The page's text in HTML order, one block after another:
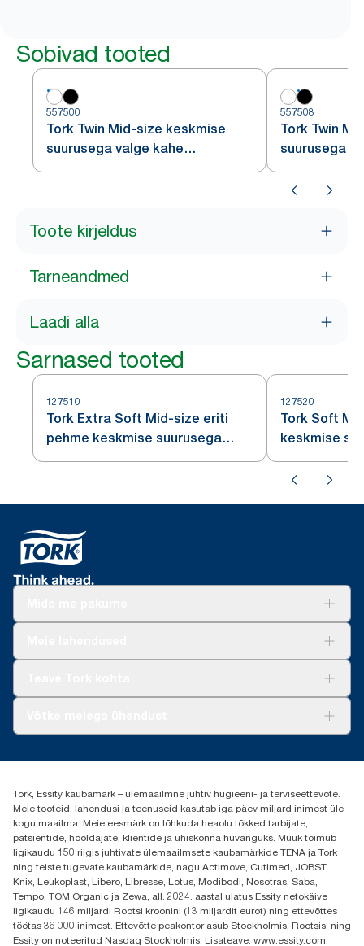
Sobivad tooted
557500
Tork Twin Mid-size keskmise
suurusega valge kahe
tualettpaberirulli jaotur T6
557508
Tork Twin
suurusega
Toote kirjeldus
Tarneandmed
Laadi alla
Sarnased tooted
127510
Tork Extra Soft Mid-size eriti
pehme keskmise suurusega
valge rulltualettpaber T6
127520
Tork Soft
keskmise
+37253322264
Leia Tork maaletooja
Essity Estonia OÜ
Reti Tee 9, Peetri alevik, Rae vald
Harju maakond
75312 Estonia
Tork, Essity kaubamärk – ülemaailmne juhtiv hügieeni- ja terviseettevõte.
Meie tooteid, lahendusi ja teenuseid kasutab iga päev miljard inimest üle
kogu maailma. Meie eesmärk on lõhkuda heaolu tõkked tarbijate,
patsientide, hooldajate, klientide ja ühiskonna hüvanguks. Müük toimub
ligikaudu 150 riigis juhtivate ülemaailmsete kaubamärkide TENA ja Tork
ning teiste tugevate kaubamärkide, nagu Actimove, Cutimed, JOBST,
Knix, Leukoplast, Libero, Libresse, Lotus, Modibodi, Nosotras, Saba,
Tempo, TOM Organic ja Zewa, all. 2024. aastal ulatus Essity netokäive
ligikaudu 146 miljardi Rootsi kroonini (13 miljardit eurot) ning ettevõttes
töötas 36 000 inimest. Ettevõtte peakontor asub Stockholmis, Rootsis, ning
Essity on noteeritud Nasdaq Stockholmis. Lisateave: www.essity.com.